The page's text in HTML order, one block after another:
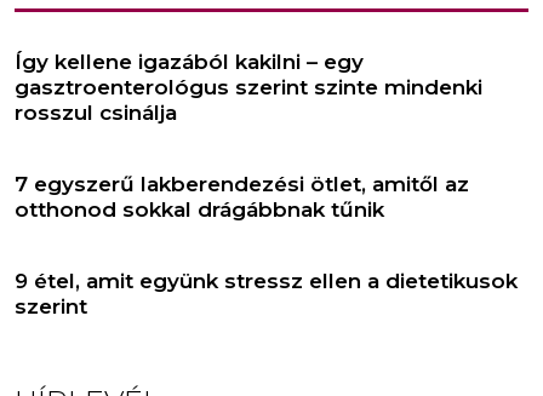
Így kellene igazából kakilni – egy
gasztroenterológus szerint szinte mindenki
rosszul csinálja
7 egyszerű lakberendezési ötlet, amitől az
otthonod sokkal drágábbnak tűnik
9 étel, amit együnk stressz ellen a dietetikusok
szerint